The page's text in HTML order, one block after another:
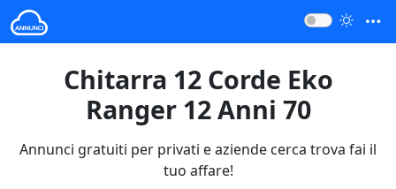
Chitarra 12 Corde Eko
Ranger 12 Anni 70
Annunci gratuiti per privati e aziende cerca trova fai il
tuo affare!